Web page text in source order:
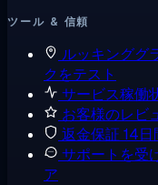
ツール & 信頼
ルッキンググ
クをテスト
サービス稼働
お客様のレビ
返金保証 14日
サポートを受
ア